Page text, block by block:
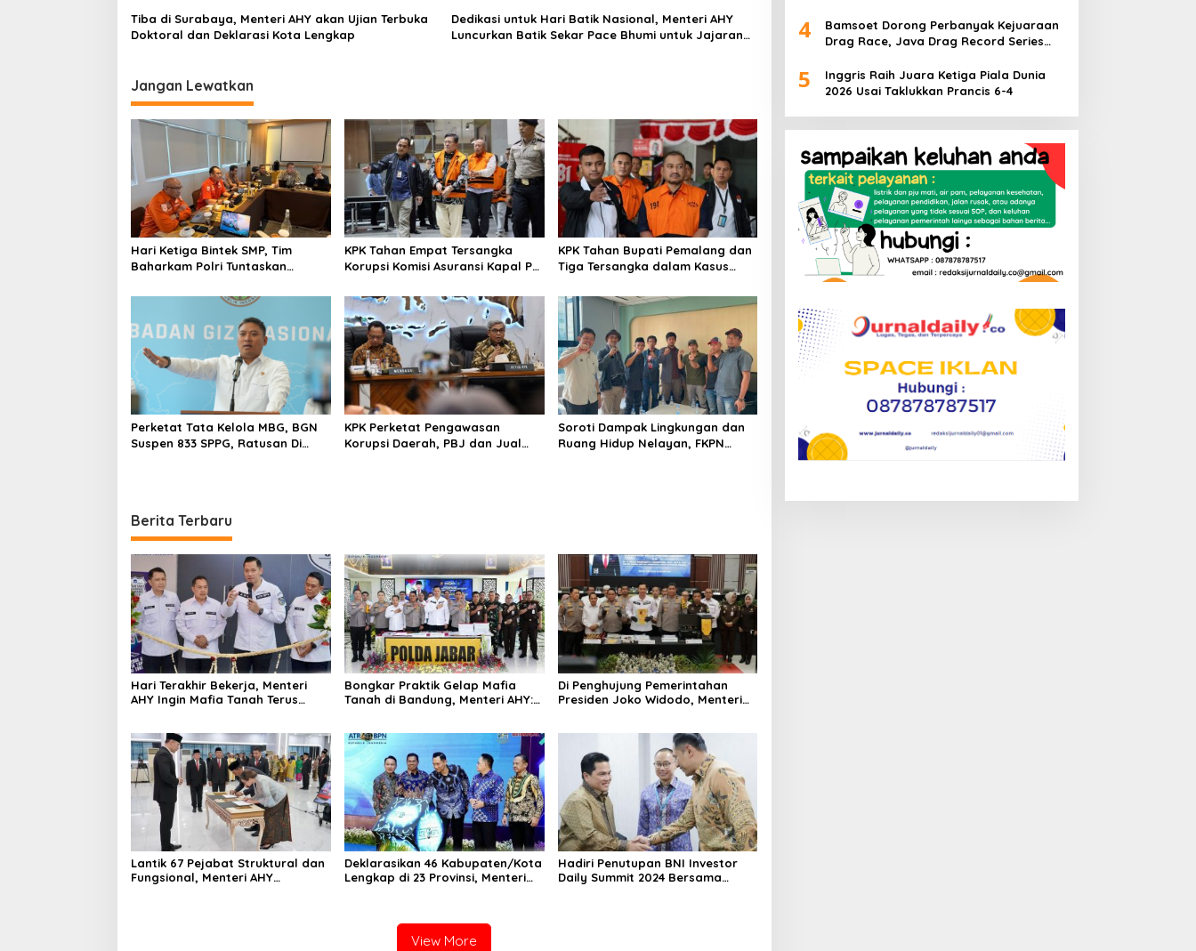
Tiba di Surabaya, Menteri AHY akan Ujian Terbuka
Doktoral dan Deklarasi Kota Lengkap
Dedikasi untuk Hari Batik Nasional, Menteri AHY
Luncurkan Batik Sekar Pace Bhumi untuk Jajaran
Jangan Lewatkan
Hari Ketiga Bintek SMP, Tim
Baharkam Polri Tuntaskan
Pertamina Patra Niaga Jabar
KPK Tahan Empat Tersangka
Korupsi Komisi Asuransi Kapal PT
KPK Tahan Bupati Pemalang dan
Tiga Tersangka dalam Kasus
Perketat Tata Kelola MBG, BGN
Suspen 833 SPPG, Ratusan Di
KPK Perketat Pengawasan
Korupsi Daerah, PBJ dan Jual
Soroti Dampak Lingkungan dan
Ruang Hidup Nelayan, FKPN
Berita Terbaru
Hari Terakhir Bekerja, Menteri
AHY Ingin Mafia Tanah Terus
Bongkar Praktik Gelap Mafia
Tanah di Bandung, Menteri AHY:
Di Penghujung Pemerintahan
Presiden Joko Widodo, Menteri
Lantik 67 Pejabat Struktural dan
Fungsional, Menteri AHY
Deklarasikan 46 Kabupaten/Kota
Lengkap di 23 Provinsi, Menteri
Hadiri Penutupan BNI Investor
Daily Summit 2024 Bersama
View More
4
Bamsoet Dorong Perbanyak Kejuaraan
Drag Race, Java Drag Record Series
Muda
5
Inggris Raih Juara Ketiga Piala Dunia
2026 Usai Taklukkan Prancis 6-4